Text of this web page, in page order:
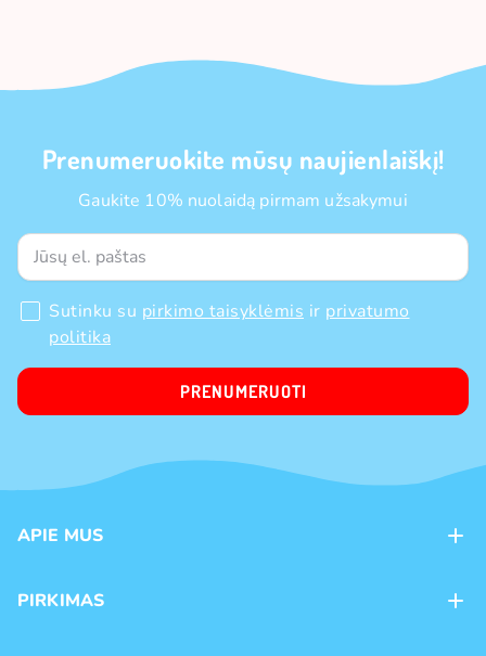
Prenumeruokite mūsų naujienlaiškį!
Gaukite 10% nuolaidą pirmam užsakymui
Sutinku su pirkimo taisyklėmis ir privatumo
politika
PRENUMERUOTI
APIE MUS
Kontaktai
PIRKIMAS